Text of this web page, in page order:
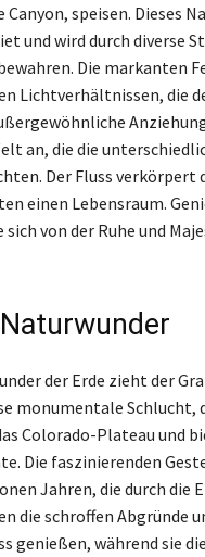
Canyon, speisen. Dieses
und wird durch diverse
Die markanten
Lichtverhältnissen, die
an, die die
Der Fluss verkörpert
einen Lebensraum.
von der Ruhe und
der Erde zieht der
monumentale Schlucht,
Colorado-Plateau und
Die faszinierenden
Jahren, die durch die
die schroffen Abgründe
genießen, während sie